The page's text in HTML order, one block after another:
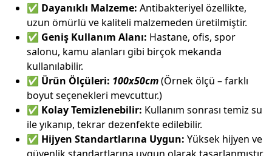
✅ Dayanıklı Malzeme: Antibakteriyel özellikte,
uzun ömürlü ve kaliteli malzemeden üretilmiştir.
✅ Geniş Kullanım Alanı: Hastane, ofis, spor
salonu, kamu alanları gibi birçok mekanda
kullanılabilir.
✅ Ürün Ölçüleri: 100x50cm(Örnek ölçü – farklı
boyut seçenekleri mevcuttur.)
✅ Kolay Temizlenebilir: Kullanım sonrası temiz su
ile yıkanıp, tekrar dezenfekte edilebilir.
✅ Hijyen Standartlarına Uygun: Yüksek hijyen ve